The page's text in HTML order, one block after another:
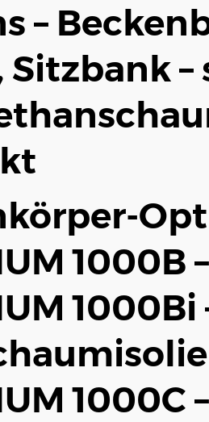
–
Sitzbank
1000B
1000Bi
1000C –